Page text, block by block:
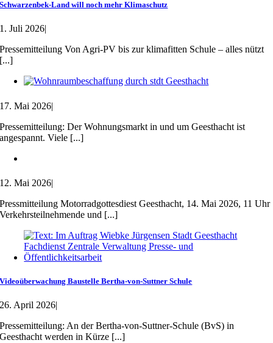
Schwarzenbek-Land will noch mehr Klimaschutz
1. Juli 2026
Pressemitteilung Von Agri-PV bis zur klimafitten Schule – alles nützt
[...]
17. Mai 2026|
Pressemitteilung: Der Wohnungsmarkt in und um Geesthacht ist
angespannt. Viele [...]
12. Mai 2026|
Pressmitteilung Motorradgottesdiest Geesthacht, 14. Mai 2026, 11 Uhr
Verkehrsteilnehmende und [...]
Videoüberwachung Baustelle Bertha-von-Suttner Schule
26. April 2026|
Pressemitteilung: An der Bertha-von-Suttner-Schule (BvS) in
Geesthacht werden in Kürze [...]